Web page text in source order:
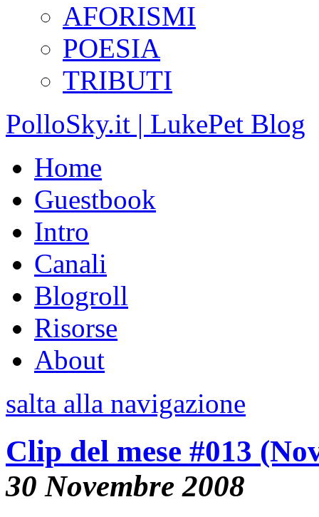
AFORISMI
POESIA
TRIBUTI
PolloSky.it | LukePet Blog
Home
Guestbook
Intro
Canali
Blogroll
Risorse
About
salta alla navigazione
Clip del mese #013
30 Novembre 2008